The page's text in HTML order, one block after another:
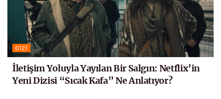
DIZI
İletişim Yoluyla Yayılan Bir Salgın: Netflix’in
Yeni Dizisi “Sıcak Kafa” Ne Anlatıyor?